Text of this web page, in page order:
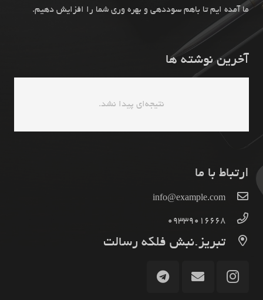
ما آمده ایم تا باهم سوددهی و بهره وری شما را افزایش دهیم.
آخرین نوشته ها
نتیجه‌ای پیدا نشد.
ارتباط با ما
info@example.com
09339016668
تبریز.نبش فلکه رسالت